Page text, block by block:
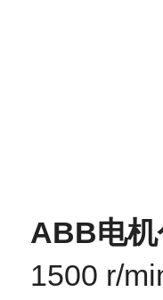
ABB电
1500 r/